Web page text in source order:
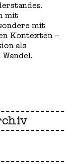
mit
mit
Kontexten –
als